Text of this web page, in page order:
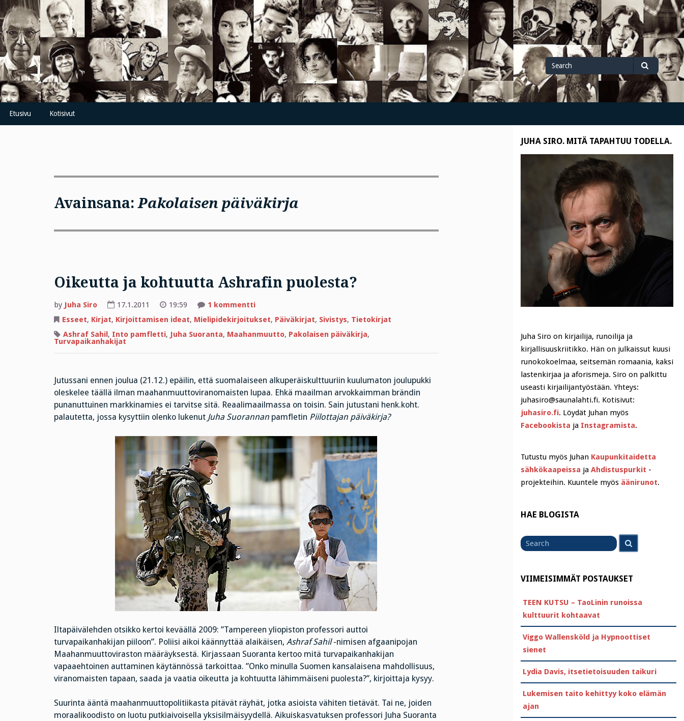
Skip
to
content
Search
for
Search
Etusivu Kotisivut
Avainsana:Pakolaisen päiväkirja
Oikeutta ja kohtuutta Ashrafin puolesta?
by Juha Siro 17.1.2011 19:59 1 kommenttiartikkeliin
ja
kohtuutta
Ashrafin
puolesta?
Esseet, Kirjat, Kirjoittamisen ideat, Mielipidekirjoitukset, Päiväkirjat, Sivistys, Tietokirjat
Ashraf Sahil, Into pamfletti, Juha Suoranta, Maahanmuutto, Pakolaisen päiväkirja,
Turvapaikanhakijat
Jutussani ennen joulua (21.12.) epäilin, että suomalaiseen alkuperäiskulttuuriin kuulumaton joulupukki
oleskelee täällä ilman maahanmuuttoviranomaisten lupaa. Ehkä maailman arvokkaimman brändin
punanuttuinen markkinamies ei tarvitse sitä. Reaalimaailmassa on toisin. Sain jutustani henk.koht.
palautetta, jossa kysyttiin olenko lukenut Juha Suorannanpamfletin Piilottajan päiväkirja?
Iltapäivälehden otsikko kertoi keväällä 2009: ”Tampereen yliopiston professori auttoi
turvapaikanhakijan piiloon”. Poliisi aikoi käännyttää alaikäisen, Ashraf Sahil-nimisen afgaanipojan
Maahanmuuttoviraston määräyksestä. Kirjassaan Suoranta kertoo mitä turvapaikanhakijan
vapaaehtoinen auttaminen käytännössä tarkoittaa. ”Onko minulla Suomen kansalaisena mahdollisuus,
viranomaisten tapaan, saada ja vaatia oikeutta ja kohtuutta lähimmäiseni puolesta?”, kirjoittaja kysyy.
Suurinta ääntä maahanmuuttopolitiikasta pitävät räyhät, jotka asioista vähiten tietävät. Tai ne, joiden
moraalikoodisto on luotu putkiaivoisella yksisilmäisyydellä. Aikuiskasvatuksen professori Juha Suoranta
JUHA SIRO. MITÄ TAPAHTUU TODELLA.
Juha Siro on kirjailija, runoilija ja
kirjallisuuskriitikko. Hän on julkaissut kuusi
runokokoelmaa, seitsemän romaania, kaksi
lastenkirjaa ja aforismeja. Siro on palkittu
useasti kirjailijantyöstään. Yhteys:
juhasiro@saunalahti.fi. Kotisivut:
juhasiro.fi. Löydät Juhan myös
Facebookista ja Instagramista.
Tutustu myös Juhan Kaupunkitaidetta
sähkökaapeissa ja Ahdistuspurkit -
projekteihin. Kuuntele myös äänirunot.
HAE BLOGISTA
for
VIIMEISIMMÄT POSTAUKSET
TEEN KUTSU – TaoLinin runoissa
kulttuurit kohtaavat
Viggo Wallensköld ja Hypnoottiset
sienet
Lydia Davis, itsetietoisuuden taikuri
Lukemisen taito kehittyy koko elämän
ajan